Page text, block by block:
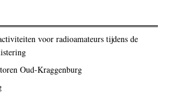
voor radioamateurs tijdens de
Oud-Kraggenburg